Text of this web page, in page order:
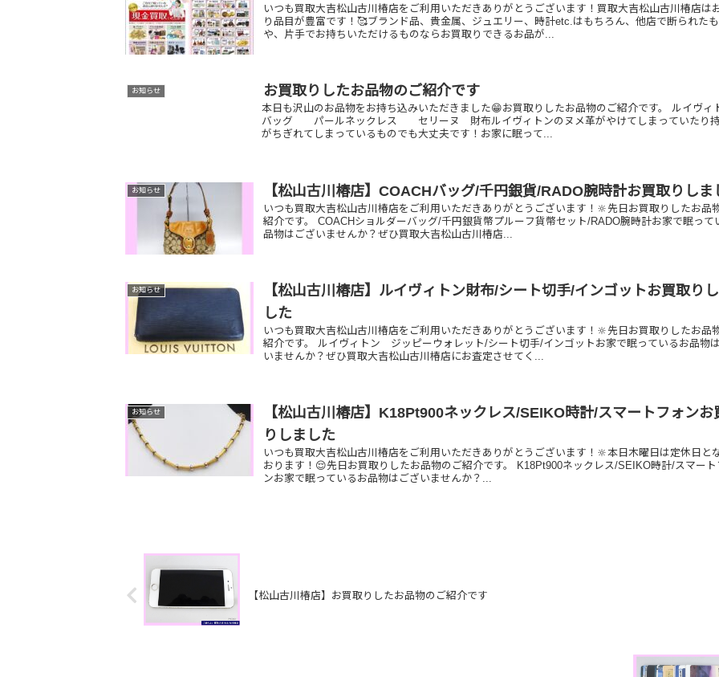
いつも買取大吉松山古川椿店をご利用いただきありがとうございます！買取大吉松山古川椿店は
り品目が豊富です！🥰ブランド品、貴金属、ジュエリー、時計etc.はもちろん、他店で断られた
や、片手でお持ちいただけるものならお買取りできるお品が...
お知らせ お買取りしたお品物のご紹介です
本日も沢山のお品物をお持ち込みいただきました😁お買取りしたお品物のご紹介です。 ルイヴ
バッグ パールネックレス セリーヌ 財布ルイヴィトンのヌメ革がやけてしまっていたり
がちぎれてしまっているものでも大丈夫です！お家に眠って...
お知らせ 【松山古川椿店】COACHバッグ/千円銀貨/RADO腕時計お買取りしま
いつも買取大吉松山古川椿店をご利用いただきありがとうございます！🔆先日お買取りしたお品
紹介です。 COACHショルダーバッグ/千円銀貨幣プルーフ貨幣セット/RADO腕時計お家で眠って
品物はございませんか？ぜひ買取大吉松山古川椿店...
お知らせ
【松山古川椿店】ルイヴィトン財布/シート切手/インゴットお買取り
した
いつも買取大吉松山古川椿店をご利用いただきありがとうございます！🔆先日お買取りしたお品
紹介です。 ルイヴィトン ジッピーウォレット/シート切手/インゴットお家で眠っているお品物
いませんか？ぜひ買取大吉松山古川椿店にお査定させてく...
お知らせ
【松山古川椿店】K18Pt900ネックレス/SEIKO時計/スマートフォンお
りしました
いつも買取大吉松山古川椿店をご利用いただきありがとうございます！🔆本日木曜日は定休日と
おります！😌先日お買取りしたお品物のご紹介です。 K18Pt900ネックレス/SEIKO時計/スマート
ンお家で眠っているお品物はございませんか？...
【松山古川椿店】お買取りしたお品物のご紹介です